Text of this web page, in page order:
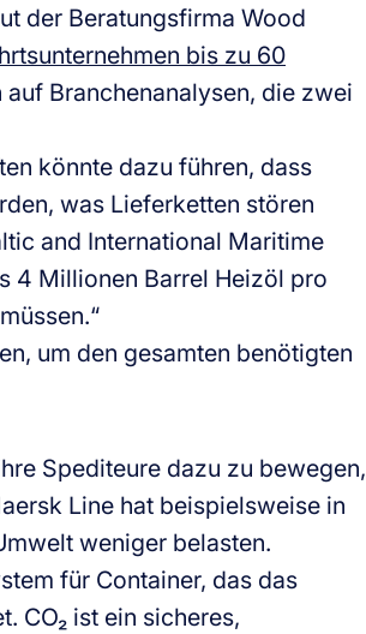
der Beratungsfirma Wood
bis zu 60
Branchenanalysen, die zwei
könnte dazu führen, dass
was Lieferketten stören
and International Maritime
4 Millionen Barrel Heizöl pro
um den gesamten benötigten
Spediteure dazu zu bewegen,
Line hat beispielsweise in
weniger belasten.
für Container, das das
CO₂ ist ein sicheres,